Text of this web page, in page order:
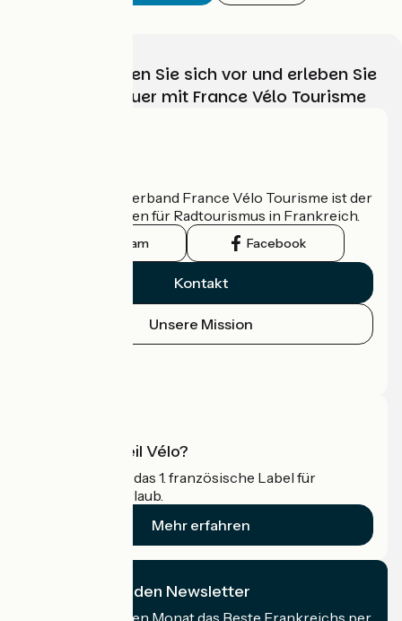
Wählen, bereiten Sie sich vor und erleben Sie
Ihr Radabenteuer mit France Vélo Tourisme
Der nationale Verband France Vélo Tourisme ist der
offizielle Leitfaden für Radtourismus in Frankreich.
Instagram Facebook
Kontakt
Unsere Mission
Was ist Accueil Vélo?
Accueil Vélo ist das 1. französische Label für
Radfahrer im Urlaub.
Mehr erfahren
Ich abonniere den Newsletter